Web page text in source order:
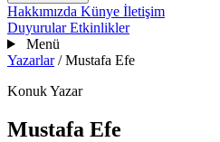
Hakkımızda Künye İletişim
DuyurularEtkinlikler
Menü
Yazarlar / Mustafa Efe
Konuk Yazar
Mustafa Efe